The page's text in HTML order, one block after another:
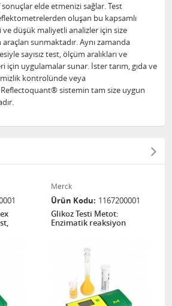
elde etmenizi sağlar. Test
oluşan bu kapsamlı
düşük maliyetli analizler için size
sunmaktadır. Aynı zamanda
sayısız test, ölçüm aralıkları ve
için uygulamalar sunar. İster tarım, gıda ve
kontrolünde veya
sistemin tam size uygun
Merck
Ürün Kodu 1167200001
Glikoz Testi Metot:
Enzimatik reaksiyon